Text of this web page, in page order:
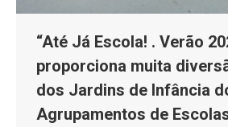
“Até Já Escola! . Verão
proporciona muita
dos Jardins de Infância
Agrupamentos de